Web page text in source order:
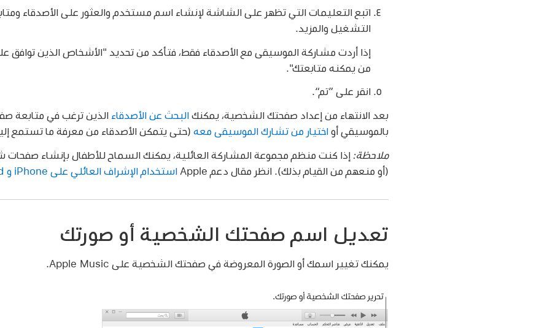
اتبع التعليمات التي تظهر على الشاشة لإنشاء اسم مستخدم والعثور على الأصدقاء
التشغيل والمزيد.
إذا أردت مشاركة الموسيقى مع الأصدقاء فقط، فتأكد من تحديد "الأشخاص الذين توافق
من يمكنه متابعتك".
انقر على ”تم“.
بعد الانتهاء من إعداد صفحتك الشخصية، يمكنكالبحث عن الأصدقاء الذين ترغب في متابعة
بالموسيقي أواختيار من تشارك الموسيقى معه (حتى يتمكن الأصدقاء من معرفة ما تستمع
ملاحظة:
(أو منعهم من القيام بذلك). انظر مقال دعم Apple
استخدام الإشراف العائلي على iPhone و iPad الخاص بالطفل
تعديل اسم صفحتك الشخصية أو صورتك
يمكنك تغيير اسمك أو الصورة المعروضة في صفحتك الشخصية على Apple Music.